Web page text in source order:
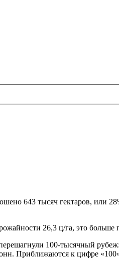
643 тысяч гектаров, или
26,3 ц/га, это больше
100-тысячный
Приближаются к цифре